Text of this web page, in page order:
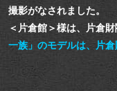
撮影がなされました。
＜片倉館＞様は、片倉
一族」のモデルは、片倉